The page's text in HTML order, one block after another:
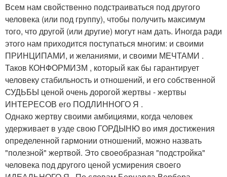
Всем нам свойственно подстраиваться под другого
человека (или под группу), чтобы получить максимум
того, что другой (или другие) могут нам дать. Иногда ради
этого нам приходится поступаться многим: и своими
ПРИНЦИПАМИ, и желаниями, и своими МЕЧТАМИ .
Таков КОНФОРМИЗМ , который как бы гарантирует
человеку стабильность и отношений, и его собственной
СУДЬБЫ ценой очень дорогой жертвы - жертвы
ИНТЕРЕСОВ его ПОДЛИННОГО Я .
Однако жертву своими амбициями, когда человек
удерживает в узде свою ГОРДЫНЮ во имя достижения
определенной гармонии отношений, можно назвать
"полезной" жертвой. Это своеобразная "подстройка"
человека под другого ценой усмирения своего